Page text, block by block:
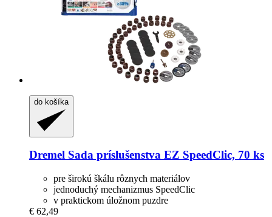
do košíka
Dremel Sada príslušenstva EZ SpeedClic, 70 ks
pre širokú škálu rôznych materiálov
jednoduchý mechanizmus SpeedClic
v praktickom úložnom puzdre
€ 62,49